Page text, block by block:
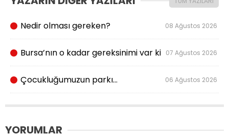
Nedir olması gereken? 08 Ağustos 2026
Bursa’nın o kadar gereksinimi var ki 07 Ağustos 2026
Çocukluğumuzun parkı… 06 Ağustos 2026
YORUMLAR